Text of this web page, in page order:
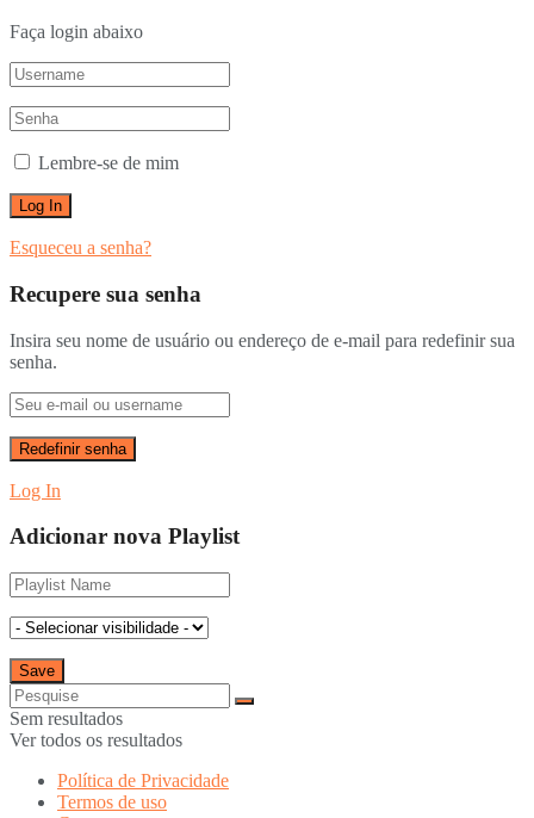
Faça login abaixo
Lembre-se de mim
Esqueceu a senha?
Recupere sua senha
Insira seu nome de usuário ou endereço de e-mail para redefinir sua
senha.
Log In
Adicionar nova Playlist
Sem resultados
Ver todos os resultados
Política de Privacidade
Termos de uso